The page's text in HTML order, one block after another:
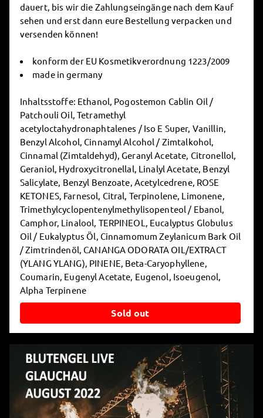
dauert, bis wir die Zahlungseingänge nach dem Kauf
sehen und erst dann eure Bestellung verpacken und
versenden können!
konform der EU Kosmetikverordnung 1223/2009
made in germany
Inhaltsstoffe: Ethanol, Pogostemon Cablin Oil /
Patchouli Oil, Tetramethyl
acetyloctahydronaphtalenes / Iso E Super, Vanillin,
Benzyl Alcohol, Cinnamyl Alcohol / Zimtalkohol,
Cinnamal (Zimtaldehyd), Geranyl Acetate, Citronellol,
Geraniol, Hydroxycitronellal, Linalyl Acetate, Benzyl
Salicylate, Benzyl Benzoate, Acetylcedrene, ROSE
KETONES, Farnesol, Citral, Terpinolene, Limonene,
Trimethylcyclopentenylmethylisopenteol / Ebanol,
Camphor, Linalool, TERPINEOL, Eucalyptus Globulus
Oil / Eukalyptus Öl, Cinnamomum Zeylanicum Bark Oil
/ Zimtrindenöl, CANANGA ODORATA OIL/EXTRACT
(YLANG YLANG), PINENE, Beta-Caryophyllene,
Coumarin, Eugenyl Acetate, Eugenol, Isoeugenol,
Alpha Terpinene
Sold out